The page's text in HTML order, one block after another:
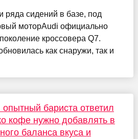
ряда сидений в базе, под
моторAudi официально
кроссовера Q7.
как снаружи, так и
бариста ответил
кофе нужно добавлять в
баланса вкуса и